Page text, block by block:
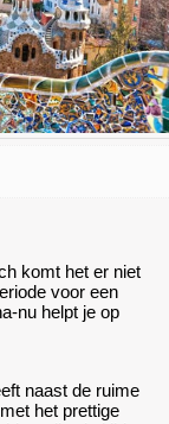
komt het er niet
voor een
nu helpt je op
naast de ruime
het prettige